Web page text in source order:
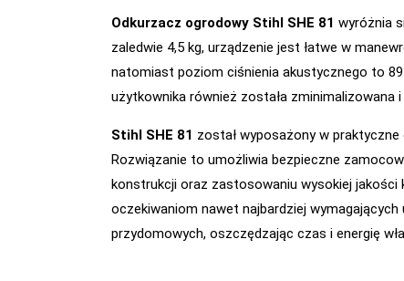
Odkurzacz ogrodowy Stihl SHE 81 wyróżnia
zaledwie 4,5 kg, urządzenie jest łatwe w
natomiast poziom ciśnienia akustycznego to
użytkownika również została zminimalizowana
Stihl SHE 81 został wyposażony w praktyczne
Rozwiązanie to umożliwia bezpieczne
konstrukcji oraz zastosowaniu wysokiej jakości
oczekiwaniom nawet najbardziej
przydomowych, oszczędzając czas i energię